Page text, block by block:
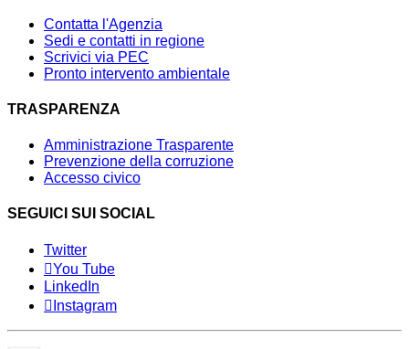
Contatta l'Agenzia
Sedi e contatti in regione
Scrivici via PEC
Pronto intervento ambientale
TRASPARENZA
Amministrazione Trasparente
Prevenzione della corruzione
Accesso civico
SEGUICI SUI SOCIAL
Twitter
You Tube
LinkedIn
Instagram